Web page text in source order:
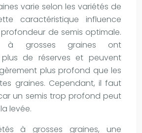
varie selon les variétés de
caractéristique influence
de semis optimale.
à grosses graines ont
plus de réserves et peuvent
plus profond que les
graines. Cependant, il faut
un semis trop profond peut
levée.
à grosses graines, une